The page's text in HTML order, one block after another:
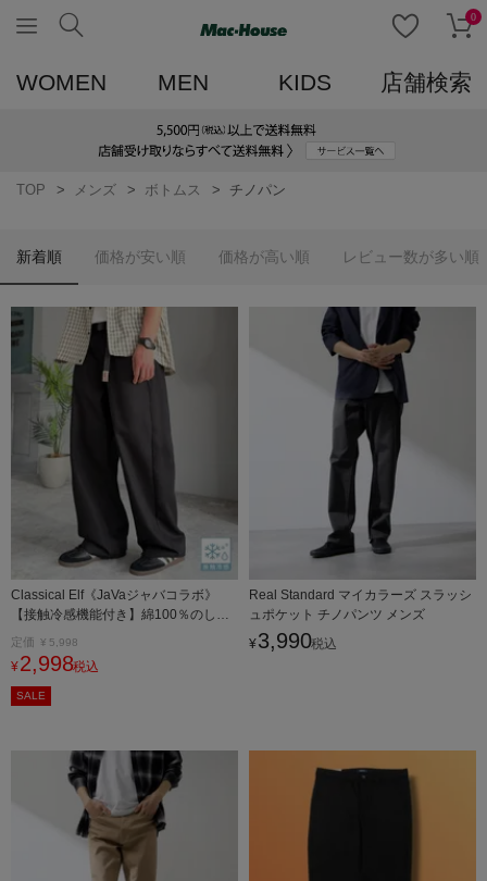
0
WOMEN MEN KIDS 店舗検索
TOP メンズ ボトムス チノパン
新着順 価格が安い順 価格が高い順 レビュー数が多い順
Classical Elf《JaVaジャバコラボ》
【接触冷感機能付き】綿100％のしっ
かり素材なのに、ヒンヤリ夏に心地よ
い。 ウェービングベルト付き ルーズ
フィット クライミング チノパンツ
定価 ¥ 5,998
¥ 2,998税込
SALE
Real Standard マイカラーズ スラッシ
ュポケット チノパンツ メンズ
¥ 3,990税込